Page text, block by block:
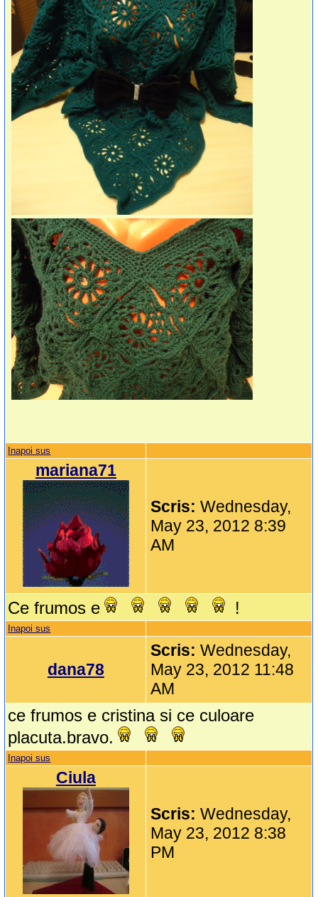
Inapoi sus
mariana71
Scris:Wednesday,
May 23, 2012 8:39
AM
Ce frumos e !
Inapoi sus
dana78
Scris:Wednesday,
May 23, 2012 11:48
AM
ce frumos e cristina si ce culoare
placuta.bravo.
Inapoi sus
Ciula
Scris:Wednesday,
May 23, 2012 8:38
PM